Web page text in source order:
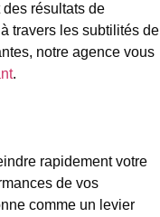
résultats de
travers les subtilités de
notre agence vous
.
rapidement votre
de vos
comme un levier